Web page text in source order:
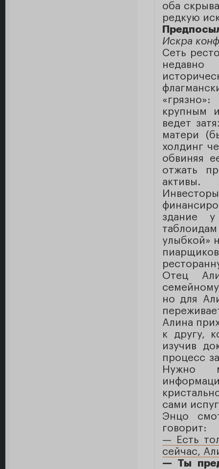
оба
редкую
Искра
Сеть
крупным
ведет
матери
холдинг
обвиняя
отжать
активы.
здание
улыбкой»
Отец
но для
Алина
к другу,
изучив
процесс
Нужно
сами
Энцо
говорит:
— Есть
сейчас,
— Ты